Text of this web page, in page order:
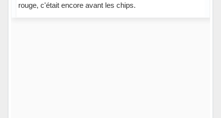
rouge, c'était encore avant les chips.